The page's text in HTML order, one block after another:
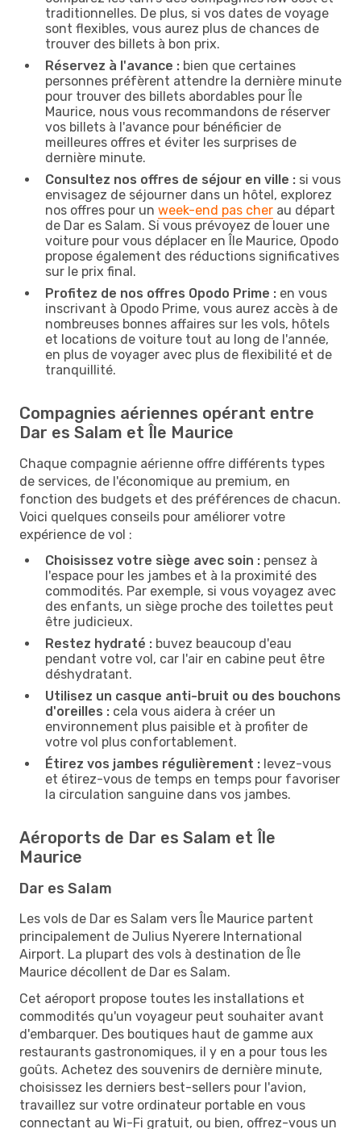
traditionnelles. De plus, si vos dates de voyage
sont flexibles, vous aurez plus de chances de
trouver des billets à bon prix.
Réservez à l'avance : bien que certaines
personnes préfèrent attendre la dernière minute
pour trouver des billets abordables pour Île
Maurice, nous vous recommandons de réserver
vos billets à l'avance pour bénéficier de
meilleures offres et éviter les surprises de
dernière minute.
Consultez nos offres de séjour en ville : si vous
envisagez de séjourner dans un hôtel, explorez
nos offres pour un week-end pas cher au départ
de Dar es Salam. Si vous prévoyez de louer une
voiture pour vous déplacer en Île Maurice, Opodo
propose également des réductions significatives
sur le prix final.
Profitez de nos offres Opodo Prime : en vous
inscrivant à Opodo Prime, vous aurez accès à de
nombreuses bonnes affaires sur les vols, hôtels
et locations de voiture tout au long de l'année,
en plus de voyager avec plus de flexibilité et de
tranquillité.
Compagnies aériennes opérant entre
Dar es Salam et Île Maurice
Chaque compagnie aérienne offre différents types
de services, de l'économique au premium, en
fonction des budgets et des préférences de chacun.
Voici quelques conseils pour améliorer votre
expérience de vol :
Choisissez votre siège avec soin : pensez à
l'espace pour les jambes et à la proximité des
commodités. Par exemple, si vous voyagez avec
des enfants, un siège proche des toilettes peut
être judicieux.
Restez hydraté : buvez beaucoup d'eau
pendant votre vol, car l'air en cabine peut être
déshydratant.
Utilisez un casque anti-bruit ou des bouchons
d'oreilles : cela vous aidera à créer un
environnement plus paisible et à profiter de
votre vol plus confortablement.
Étirez vos jambes régulièrement : levez-vous
et étirez-vous de temps en temps pour favoriser
la circulation sanguine dans vos jambes.
Aéroports de Dar es Salam et Île
Maurice
Dar es Salam
Les vols de Dar es Salam vers Île Maurice partent
principalement de Julius Nyerere International
Airport. La plupart des vols à destination de Île
Maurice décollent de Dar es Salam.
Cet aéroport propose toutes les installations et
commodités qu'un voyageur peut souhaiter avant
d'embarquer. Des boutiques haut de gamme aux
restaurants gastronomiques, il y en a pour tous les
goûts. Achetez des souvenirs de dernière minute,
choisissez les derniers best-sellers pour l'avion,
travaillez sur votre ordinateur portable en vous
connectant au Wi-Fi gratuit, ou bien, offrez-vous un